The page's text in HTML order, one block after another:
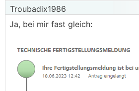
Troubadix1986
Ja, bei mir fast gleich: